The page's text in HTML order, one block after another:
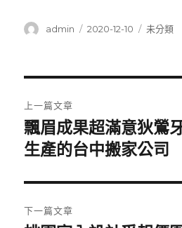
作
admin
發
2020-12-10
分
未分類
章
導
覽
上一篇文章
上
一
文
章:
飄眉成果超滿意狄鶯
生產的台中搬家公司
下一篇文章